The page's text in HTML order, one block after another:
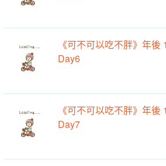
《可不可以吃不胖》年
Day6
《可不可以吃不胖》年
Day7